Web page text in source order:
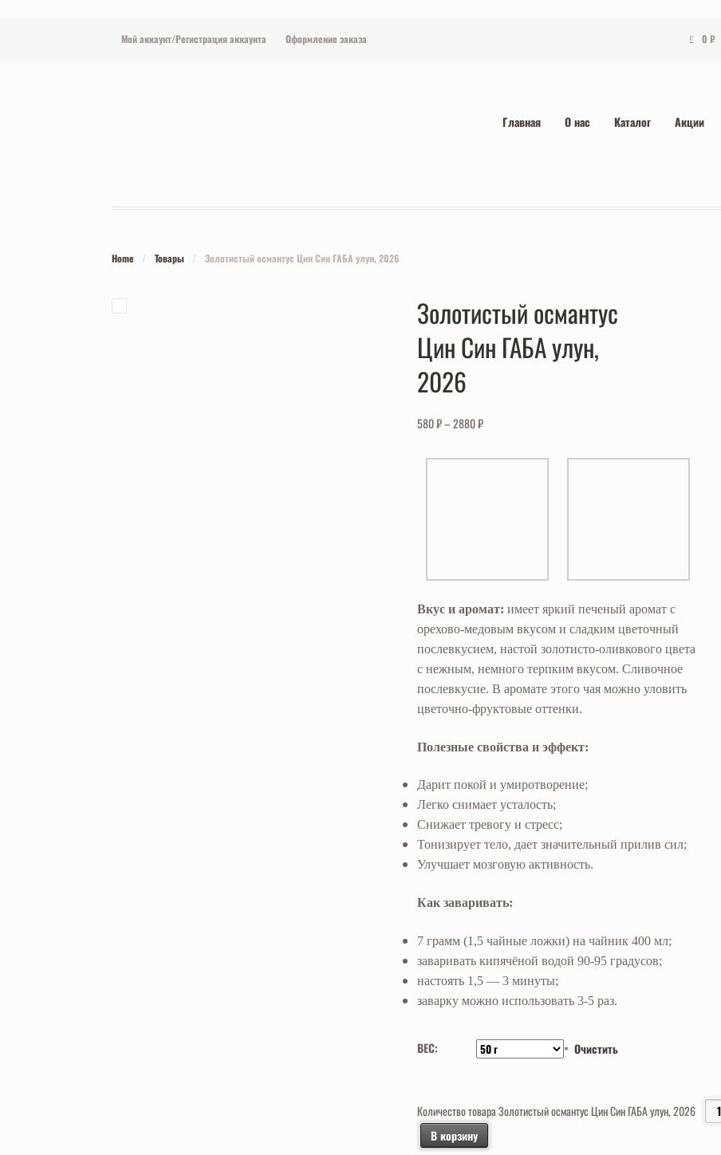
Мой аккаунт/Регистрация аккаунта Оформление заказа 0₽
Главная О нас Каталог Акции
Home / Товары / Золотистый османтус Цин Син ГАБА улун, 2026
Золотистый османтус
Цин Син ГАБА улун,
2026
580₽–2880₽
Вкус и аромат: имеет яркий печеный аромат с
орехово-медовым вкусом и сладким цветочный
послевкусием, настой золотисто-оливкового цвета
с нежным, немного терпким вкусом. Сливочное
послевкусие. В аромате этого чая можно уловить
цветочно-фруктовые оттенки.
Полезные свойства и эффект:
Дарит покой и умиротворение;
Легко снимает усталость;
Снижает тревогу и стресс;
Тонизирует тело, дает значительный прилив сил;
Улучшает мозговую активность.
Как заваривать:
7 грамм (1,5 чайные ложки) на чайник 400 мл;
заваривать кипячёной водой 90-95 градусов;
настоять 1,5 — 3 минуты;
заварку можно использовать 3-5 раз.
ВЕС: Очистить
Количество товара Золотистый османтус Цин Син ГАБА улун, 2026
В корзину